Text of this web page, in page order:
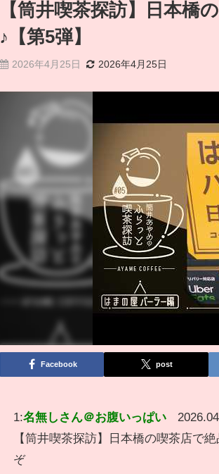
【筒井喫茶探訪】日本橋
♪【第5弾】
2026年4月25日 2026年4月25日
Facebook post
1:名無しさん＠お腹いっぱい
【筒井喫茶探訪】日本橋の喫茶店で
ぞ